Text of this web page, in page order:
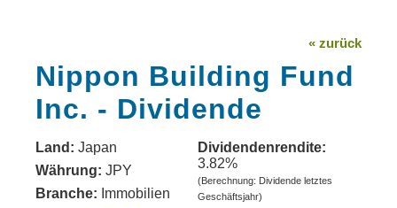
« zurück
Nippon Building Fund
Inc. - Dividende
Land: Japan
Währung: JPY
Branche: Immobilien
Dividendenrendite:
3.82%
(Berechnung: Dividende letztes
Geschäftsjahr)